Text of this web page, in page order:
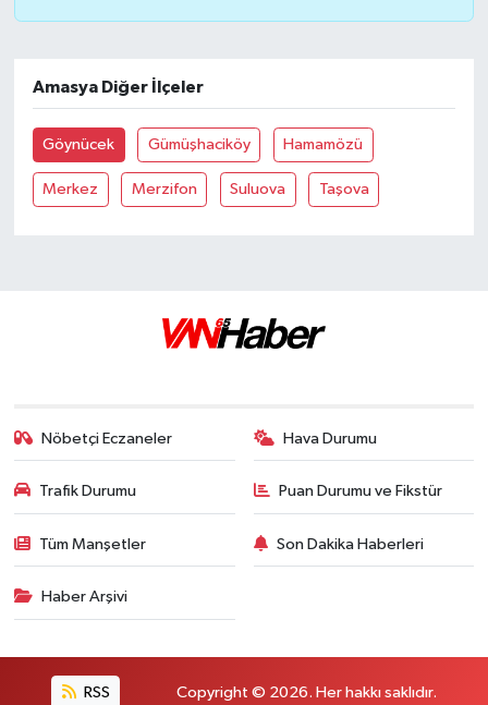
Amasya Diğer İlçeler
Göynücek Gümüşhaciköy Hamamözü
Merkez Merzifon Suluova Taşova
Nöbetçi Eczaneler Hava Durumu
Trafik Durumu Puan Durumu ve Fikstür
Tüm Manşetler Son Dakika Haberleri
Haber Arşivi
RSS Copyright © 2026. Her hakkı saklıdır.